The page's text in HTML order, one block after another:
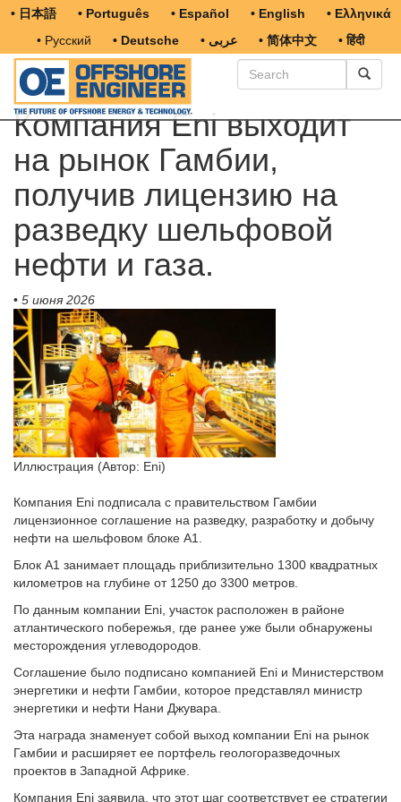
• 日本語 • Português • Español • English
• Ελληνικά
• Русский
• Deutsche • عربى • 简体中文 • हिंदी
Компания Eni выходит
на рынок Гамбии,
получив лицензию на
разведку шельфовой
нефти и газа.
• 5 июня 2026
Иллюстрация (Автор: Eni)
Компания Eni подписала с правительством Гамбии
лицензионное соглашение на разведку, разработку и добычу
нефти на шельфовом блоке А1.
Блок А1 занимает площадь приблизительно 1300 квадратных
километров на глубине от 1250 до 3300 метров.
По данным компании Eni, участок расположен в районе
атлантического побережья, где ранее уже были обнаружены
месторождения углеводородов.
Соглашение было подписано компанией Eni и Министерством
энергетики и нефти Гамбии, которое представлял министр
энергетики и нефти Нани Джувара.
Эта награда знаменует собой выход компании Eni на рынок
Гамбии и расширяет ее портфель геологоразведочных
проектов в Западной Африке.
Компания Eni заявила, что этот шаг соответствует ее стратегии